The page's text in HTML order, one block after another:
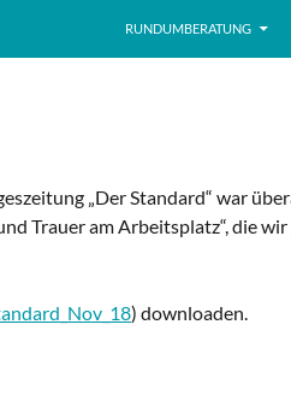
RUNDUMBERATUNG
„Der Standard“ war
Trauer am Arbeitsplatz“, die
) downloaden.